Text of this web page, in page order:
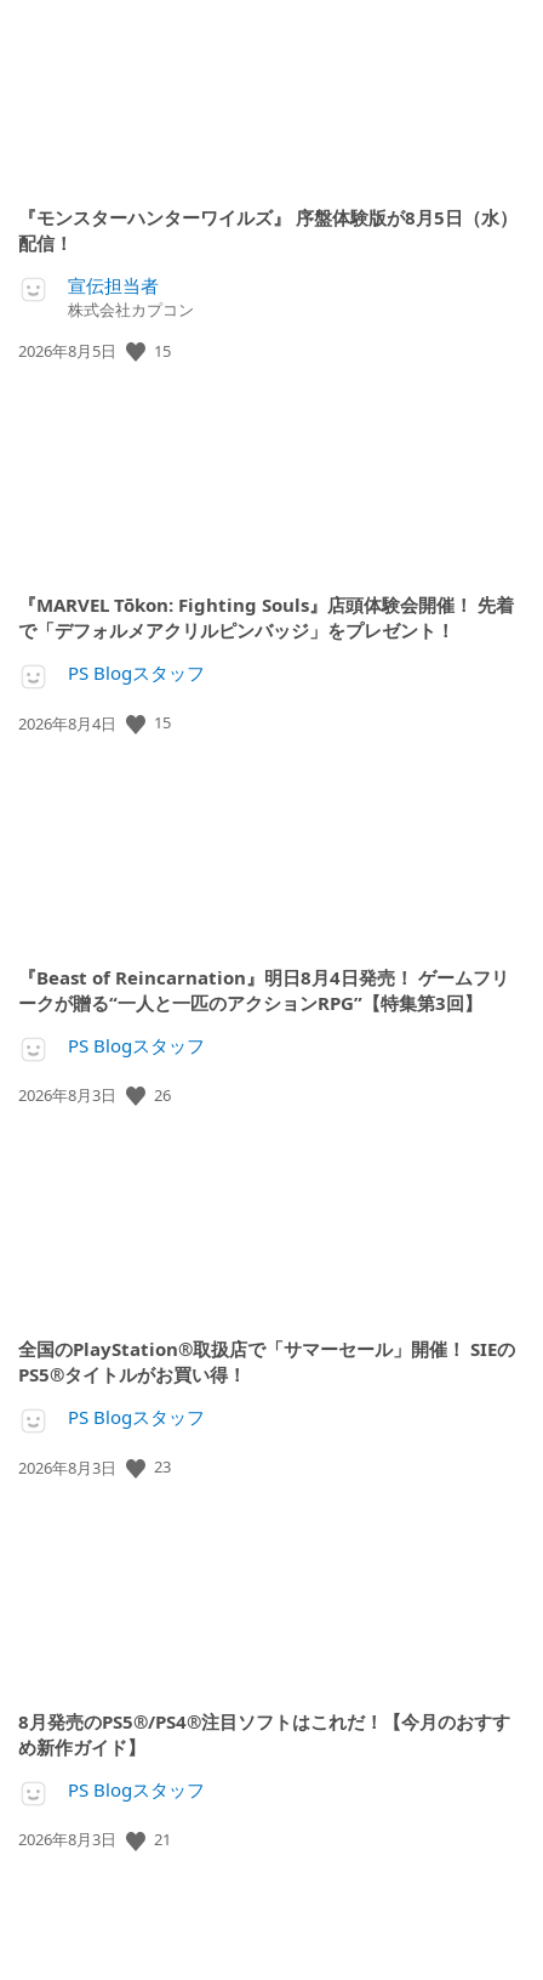
『モンスターハンターワイルズ』 序盤体験版が8月5日（水）
配信！
宣伝担当者
株式会社カプコン
公
2026年8月5日 15
『MARVEL Tōkon: Fighting Souls』店頭体験会開催！ 先着
で「デフォルメアクリルピンバッジ」をプレゼント！
PS Blogスタッフ
公
2026年8月4日 15
『Beast of Reincarnation』明日8月4日発売！ ゲームフリ
ークが贈る“一人と一匹のアクションRPG”【特集第3回】
PS Blogスタッフ
公
2026年8月3日 26
全国のPlayStation®取扱店で「サマーセール」開催！ SIEの
PS5®タイトルがお買い得！
PS Blogスタッフ
公
2026年8月3日 23
8月発売のPS5®/PS4®注目ソフトはこれだ！【今月のおすす
め新作ガイド】
PS Blogスタッフ
公
2026年8月3日 21